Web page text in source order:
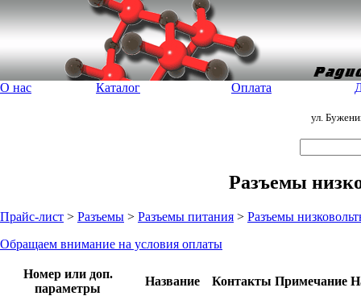
О нас Каталог Оплата
ул.
Разъемы
Прайс-лист > Разъемы > Разъемы питания > Разъемы
Обращаем внимание на условия оплаты
Номер или доп.
параметры
Название Контакты Примечание